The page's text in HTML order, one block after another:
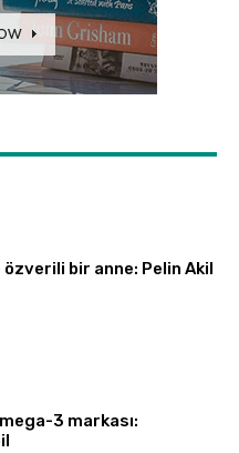
özverili bir anne: Pelin Akil
3 markası: